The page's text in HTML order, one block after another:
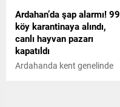
sosyal medya stratejileri,
dijital reklamcılık ve içerik
pazarlaması konularında
derin bir...
Ardahan’da şap alarmı! 99
köy karantinaya alındı,
canlı hayvan pazarı
kapatıldı
Ardahanda kent genelinde